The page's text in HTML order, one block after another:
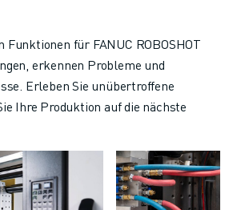
für FANUC ROBOSHOT
erkennen Probleme und
Erleben Sie unübertroffene
Ihre Produktion auf die nächste